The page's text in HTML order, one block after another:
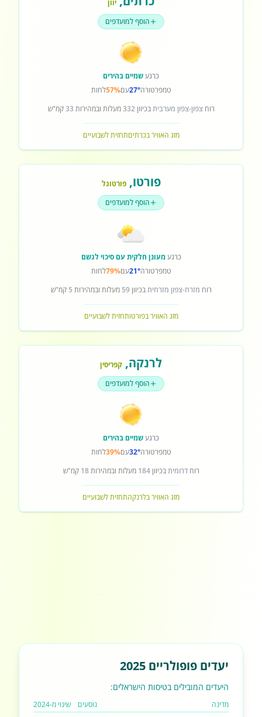
יוון
הוסף למועדפים
כרגעשמיים בהירים
טמפרטורה27°עם57%לחות
רוחצפון-צפון מערביתבכיוון332מעלות ובמהירות 33קמ"ש
מזג האוויר בכרתיםתחזית לשבועיים
פורטו,פורטוגל
הוסף למועדפים
כרגעמעונן חלקית עם סיכוי לגשם
טמפרטורה21°עם79%לחות
רוח מזרח-צפון מזרחיתבכיוון59 מעלות ובמהירות 5 קמ"ש
מזג האוויר בפורטותחזית לשבועיים
לרנקה, קפריסין
הוסף למועדפים
כרגעשמיים בהירים
טמפרטורה32°עם39%לחות
רוחדרומיתבכיוון184 מעלות ובמהירות18 קמ"ש
מזג האוויר בלרנקהתחזית לשבועיים
יעדים פופולריים 2025
היעדים המובילים בטיסות הישראלים:
מדינה נוסעים שינוי מ-2024